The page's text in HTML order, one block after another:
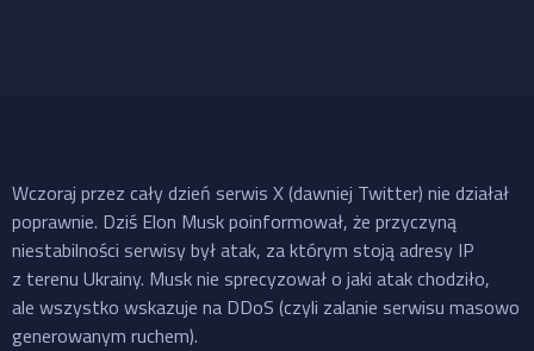
Wczoraj przez cały dzień serwis X (dawniej Twitter) nie działał
poprawnie. Dziś Elon Musk poinformował, że przyczyną
niestabilności serwisy był atak, za którym stoją adresy IP
z terenu Ukrainy. Musk nie sprecyzował o jaki atak chodziło,
ale wszystko wskazuje na DDoS (czyli zalanie serwisu masowo
generowanym ruchem).